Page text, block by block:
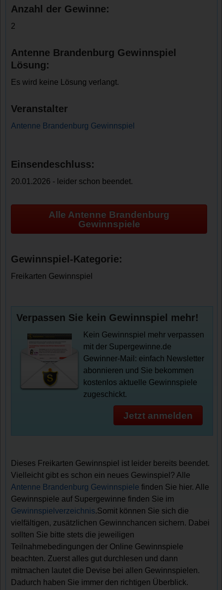
Anzahl der Gewinne:
2
Antenne Brandenburg Gewinnspiel
Lösung:
Es wird keine Lösung verlangt.
Veranstalter
Antenne Brandenburg Gewinnspiel
Einsendeschluss:
20.01.2026 - leider schon beendet.
Alle Antenne Brandenburg
Gewinnspiele
Gewinnspiel-Kategorie:
Freikarten Gewinnspiel
Verpassen Sie kein Gewinnspiel mehr!
Kein Gewinnspiel mehr verpassen
mit der Supergewinne.de
Gewinner-Mail: einfach Newsletter
abonnieren und Sie bekommen
kostenlos aktuelle Gewinnspiele
zugeschickt.
Jetzt anmelden
Dieses Freikarten Gewinnspiel ist leider bereits beendet.
Vielleicht gibt es schon ein neues Gewinspiel? Alle
Antenne Brandenburg Gewinnspiele finden Sie hier. Alle
Gewinnspiele auf Supergewinne finden Sie im
Gewinnspielverzeichnis.Somit können Sie sich die
vielfältigen, zusätzlichen Gewinnchancen sichern. Dabei
sollten Sie bitte stets die jeweiligen
Teilnahmebedingungen der Online Gewinnspiele
beachten. Zuerst alles gut durchlesen und dann
mitmachen lautet die Devise bei allen Gewinnspielen.
Dadurch haben Sie immer den richtigen Überblick.